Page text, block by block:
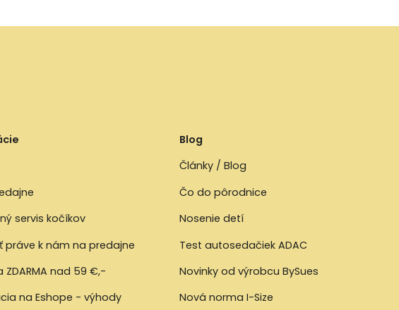
servis kočíkov
práve k nám na predajne
ZDARMA nad 59 €,-
na Eshope - výhody
Blog
Články / Blog
Čo do pôrodnice
Nosenie detí
Test autosedačiek ADAC
Novinky od výrobcu BySues
Nová norma I-Size